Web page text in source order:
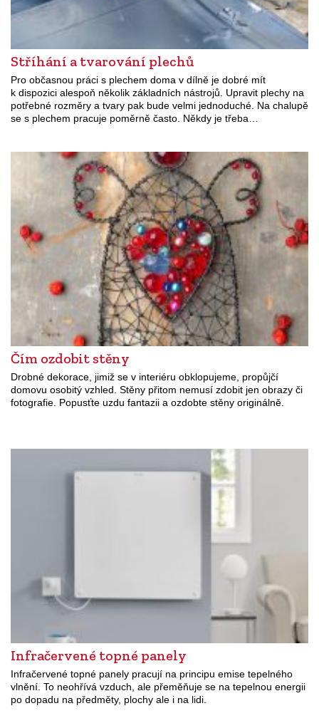
Stříhání a tvarování plechů
Pro občasnou práci s plechem doma v dílně je dobré mít
k dispozici alespoň několik základních nástrojů. Upravit plechy na
potřebné rozměry a tvary pak bude velmi jednoduché. Na chalupě
se s plechem pracuje poměrně často. Někdy je třeba…
Čím ozdobit stěny
Drobné dekorace, jimiž se v interiéru obklopujeme, propůjčí
domovu osobitý vzhled. Stěny přitom nemusí zdobit jen obrazy či
fotografie. Popusťte uzdu fantazii a ozdobte stěny originálně.
Infračervené topné panely
Infračervené topné panely pracují na principu emise tepelného
vlnění. To neohřívá vzduch, ale přeměňuje se na tepelnou energii
po dopadu na předměty, plochy ale i na lidi.